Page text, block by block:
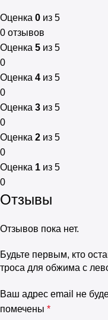
Оценка 0 из 5
0 отзывов
Оценка 5 из 5
0
Оценка 4 из 5
0
Оценка 3 из 5
0
Оценка 2 из 5
0
Оценка 1 из 5
0
Отзывы
Отзывов пока нет.
Будьте первым, кто
троса для обжима с
Ваш адрес email не
помечены *